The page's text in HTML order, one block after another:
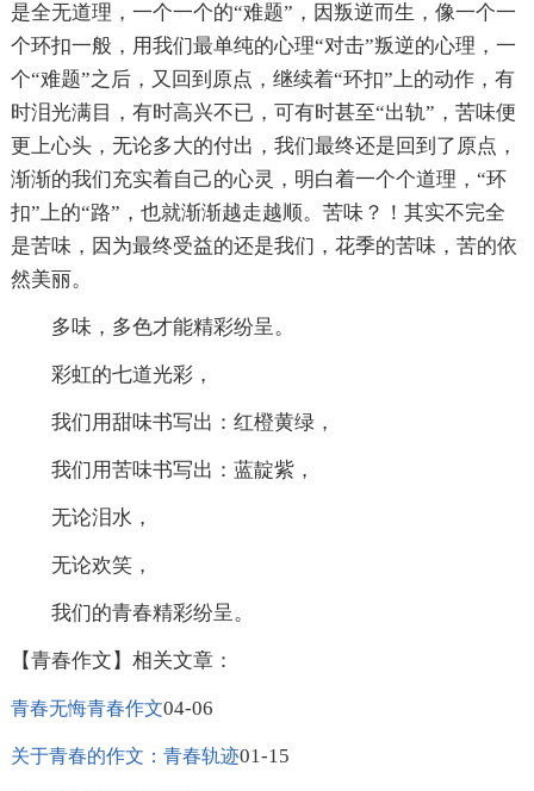
是全无道理，一个一个的“难题”，因叛逆而生，像一个一
个环扣一般，用我们最单纯的心理“对击”叛逆的心理，一
个“难题”之后，又回到原点，继续着“环扣”上的动作，有
时泪光满目，有时高兴不已，可有时甚至“出轨”，苦味便
更上心头，无论多大的付出，我们最终还是回到了原点，
渐渐的我们充实着自己的心灵，明白着一个个道理，“环
扣”上的“路”，也就渐渐越走越顺。苦味？！其实不完全
是苦味，因为最终受益的还是我们，花季的苦味，苦的依
然美丽。
多味，多色才能精彩纷呈。
彩虹的七道光彩，
我们用甜味书写出：红橙黄绿，
我们用苦味书写出：蓝靛紫，
无论泪水，
无论欢笑，
我们的青春精彩纷呈。
【青春作文】相关文章：
青春无悔青春作文04-06
关于青春的作文：青春轨迹01-15